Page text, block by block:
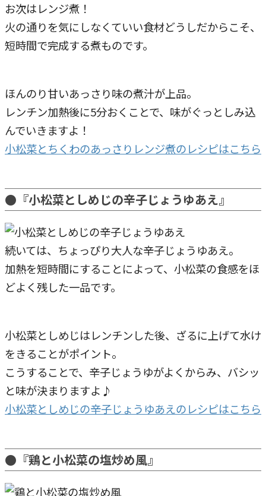
お次はレンジ煮！
火の通りを気にしなくていい食材どうしだからこそ、
短時間で完成する煮ものです。
ほんのり甘いあっさり味の煮汁が上品。
レンチン加熱後に5分おくことで、味がぐっとしみ込
んでいきますよ！
小松菜とちくわのあっさりレンジ煮のレシピはこちら
●『小松菜としめじの辛子じょうゆあえ』
続いては、ちょっぴり大人な辛子じょうゆあえ。
加熱を短時間にすることによって、小松菜の食感をほ
どよく残した一品です。
小松菜としめじはレンチンした後、ざるに上げて水け
をきることがポイント。
こうすることで、辛子じょうゆがよくからみ、バシッ
と味が決まりますよ♪
小松菜としめじの辛子じょうゆあえのレシピはこちら
●『鶏と小松菜の塩炒め風』